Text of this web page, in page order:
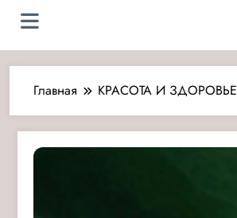
Главная КРАСОТА И ЗДОРОВЬЕ